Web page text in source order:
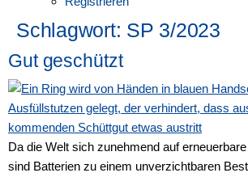
Schlagwort: SP 3/2023
Gut geschützt
Da die Welt sich zunehmend auf
sind Batterien zu einem unverzichtbaren